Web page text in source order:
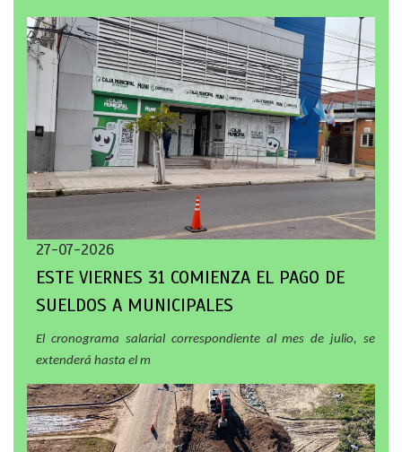
27-07-2026
ESTE VIERNES 31 COMIENZA EL PAGO DE
SUELDOS A MUNICIPALES
El cronograma salarial correspondiente al mes de julio, se
extenderá hasta el m